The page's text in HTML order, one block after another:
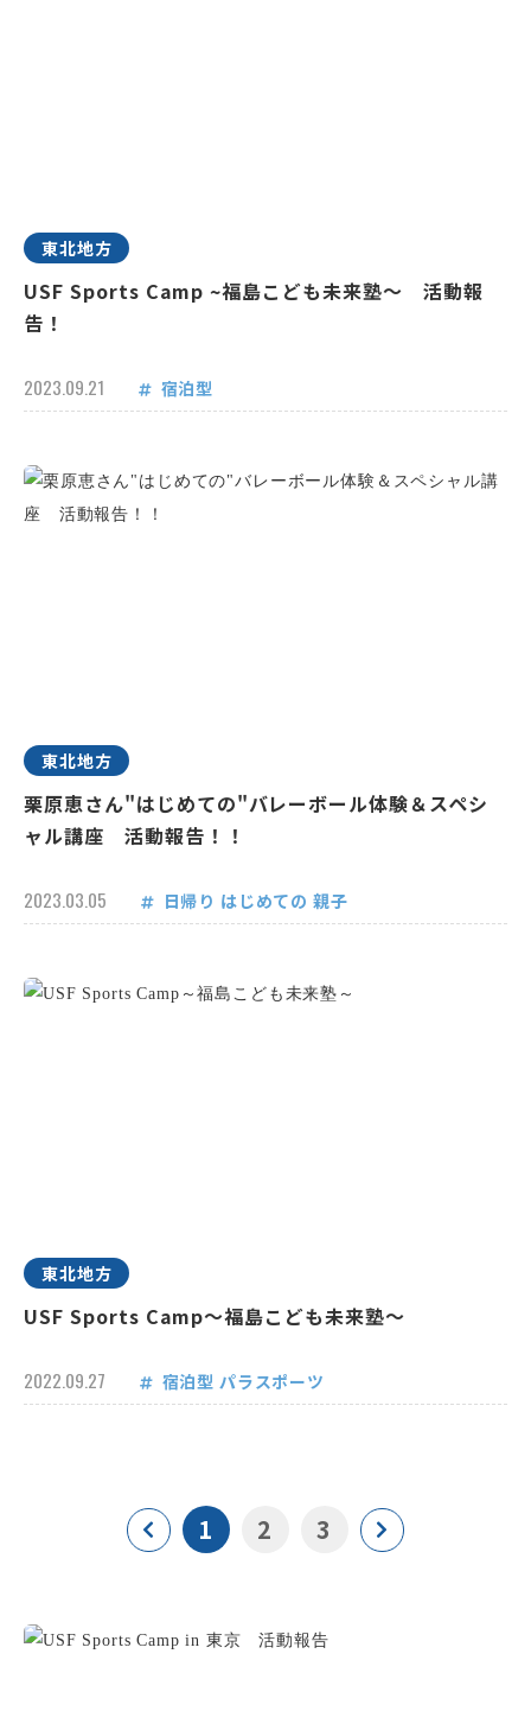
東北地方
USF Sports Camp ~福島こども未来塾～ 活動報
告！
2023.09.21 宿泊型
東北地方
栗原恵さん"はじめての"バレーボール体験＆スペシ
ャル講座 活動報告！！
2023.03.05 日帰り はじめての 親子
東北地方
USF Sports Camp～福島こども未来塾～
2022.09.27 宿泊型 パラスポーツ
1 2 3